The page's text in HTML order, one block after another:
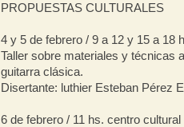
PROPUESTAS CULTURALES
4 y 5 de febrero / 9 a 12 y 15 a 18
Taller sobre materiales y técnicas
guitarra clásica.
Disertante: luthier Esteban Pérez
6 de febrero / 11 hs. centro cultural